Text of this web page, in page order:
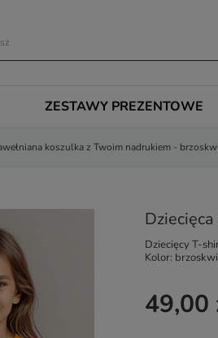
ZESTAWY PREZENTOWE
koszulka z Twoim nadrukiem -
Dziecięcy T-
Kolor:
49,00